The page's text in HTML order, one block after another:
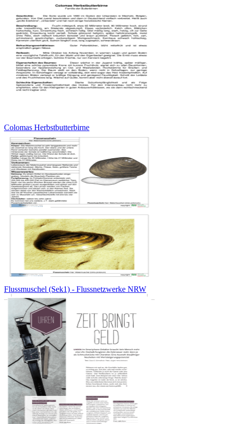
Colomas Herbstbutterbirne
Flussmuschel (Sek1) - Flussnetzwerke NRW